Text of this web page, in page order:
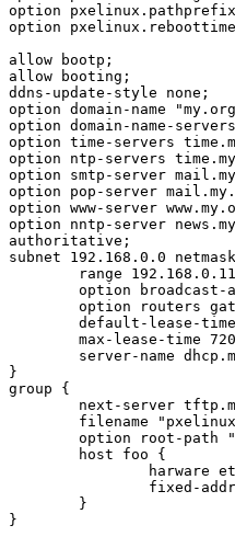
option
option
allow bootp;
allow booting;
ddns-update-style none;
option domain-name
option domain-name-
option time-servers
option ntp-servers
option smtp-server
option pop-server
option www-server
option nntp-server
authoritative;
subnet 192.168.0.0
}
group {